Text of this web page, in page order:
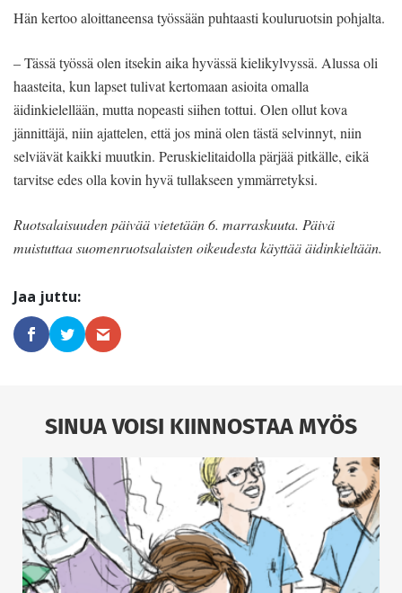
Hän kertoo aloittaneensa työssään puhtaasti kouluruotsin pohjalta.
– Tässä työssä olen itsekin aika hyvässä kielikylvyssä. Alussa oli
haasteita, kun lapset tulivat kertomaan asioita omalla
äidinkielellään, mutta nopeasti siihen tottui. Olen ollut kova
jännittäjä, niin ajattelen, että jos minä olen tästä selvinnyt, niin
selviävät kaikki muutkin. Peruskielitaidolla pärjää pitkälle, eikä
tarvitse edes olla kovin hyvä tullakseen ymmärretyksi.
Ruotsalaisuuden päivää vietetään 6. marraskuuta. Päivä
muistuttaa suomenruotsalaisten oikeudesta käyttää äidinkieltään.
SINUA VOISI KIINNOSTAA MYÖS